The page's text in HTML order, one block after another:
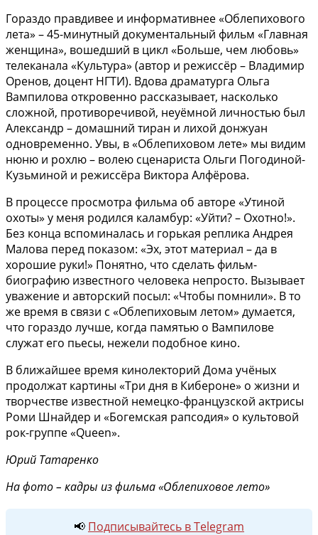
Гораздо правдивее и информативнее «Облепихового
лета» – 45-минутный документальный фильм «Главная
женщина», вошедший в цикл «Больше, чем любовь»
телеканала «Культура» (автор и режиссёр – Владимир
Оренов, доцент НГТИ). Вдова драматурга Ольга
Вампилова откровенно рассказывает, насколько
сложной, противоречивой, неуёмной личностью был
Александр – домашний тиран и лихой донжуан
одновременно. Увы, в «Облепиховом лете» мы видим
нюню и рохлю – волею сценариста Ольги Погодиной-
Кузьминой и режиссёра Виктора Алфёрова.
В процессе просмотра фильма об авторе «Утиной
охоты» у меня родился каламбур: «Уйти? – Охотно!».
Без конца вспоминалась и горькая реплика Андрея
Малова перед показом: «Эх, этот материал – да в
хорошие руки!» Понятно, что сделать фильм-
биографию известного человека непросто. Вызывает
уважение и авторский посыл: «Чтобы помнили». В то
же время в связи с «Облепиховым летом» думается,
что гораздо лучше, когда памятью о Вампилове
служат его пьесы, нежели подобное кино.
В ближайшее время кинолекторий Дома учёных
продолжат картины «Три дня в Кибероне» о жизни и
творчестве известной немецко-французской актрисы
Роми Шнайдер и «Богемская рапсодия» о культовой
рок-группе «Queen».
Юрий Татаренко
На фото – кадры из фильма «Облепиховое лето»
📢 Подписывайтесь в Telegram